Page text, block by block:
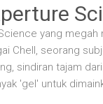
yang megah
Chell, seorang
sindiran tajam dari
'gel' untuk